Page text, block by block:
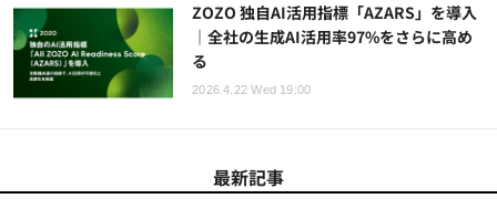
ZOZO 独自AI活用指標「AZARS」を導入
｜全社の生成AI活用率97%をさらに高め
る
2026.4.22 Wed 19:00
最新記事